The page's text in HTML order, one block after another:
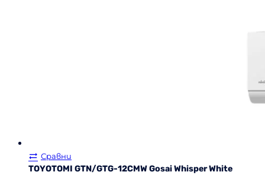
Сравни
TOYOTOMI GTN/GTG-12CMW Gosai Whisper White